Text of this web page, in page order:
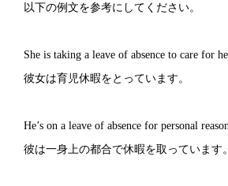
以下の例文を参考にしてください。
She is taking a leave of absence to care for
彼女は育児休暇をとっています。
He’s on a leave of absence for personal
彼は一身上の都合で休暇を取っています。